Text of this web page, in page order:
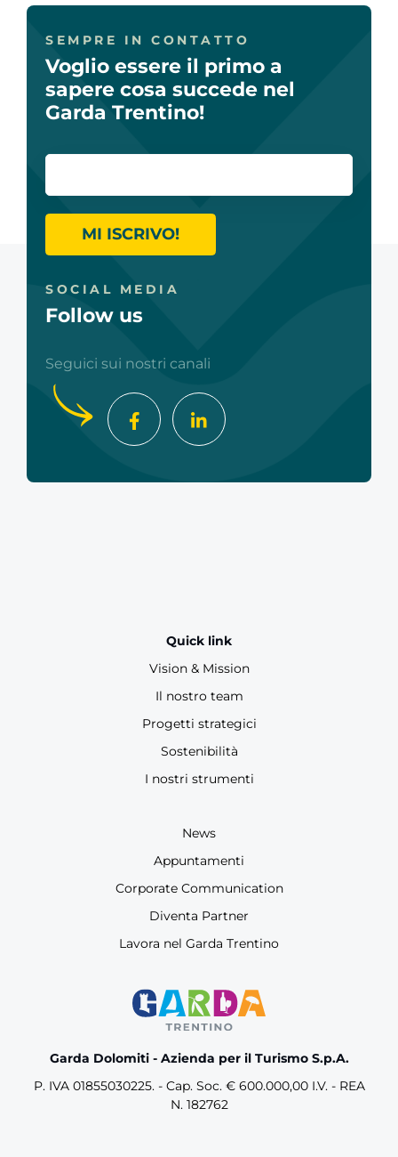
SEMPRE IN CONTATTO
Voglio essere il primo a
sapere cosa succede nel
Garda Trentino!
MI ISCRIVO!
SOCIAL MEDIA
Follow us
Seguici sui nostri canali
Garda Dolomiti - Azienda per il Turismo S.p.A.
P. IVA 01855030225. - Cap. Soc. € 600.000,00 I.V. - REA
N. 182762
Quick link
Vision & Mission
Il nostro team
Progetti strategici
Sostenibilità
I nostri strumenti
News
Appuntamenti
Corporate Communication
Diventa Partner
Lavora nel Garda Trentino